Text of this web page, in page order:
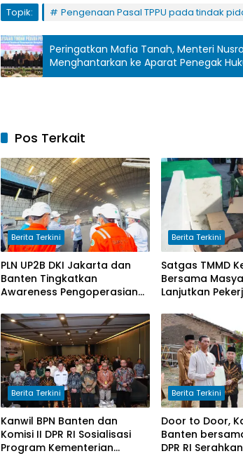
Topik:
Pengenaan Pasal TPPU pada tindak
Peringatkan Mafia Tanah, Menteri
Menghantarkan ke Aparat Penegak
Pos Terkait
Berita Terkini
PLN UP2B DKI Jakarta dan
Banten Tingkatkan
Awareness Pengoperasian
Keandalan Pasokan Listrik
Berita Terkini
Satgas TMMD
Bersama
Lanjutkan
Bersih di Desa
Berita Terkini
Kanwil BPN Banten dan
Komisi II DPR RI Sosialisasi
Program Kementerian
Berita Terkini
Door to Door,
Banten
DPR RI